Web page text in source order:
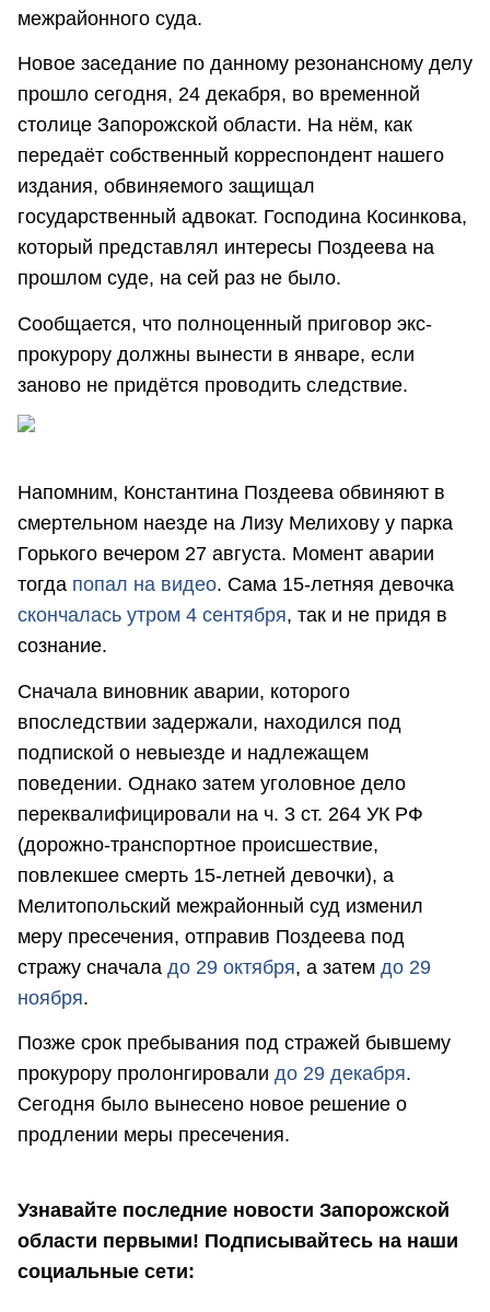
межрайонного суда.
Новое заседание по данному резонансному делу
прошло сегодня, 24 декабря, во временной
столице Запорожской области. На нём, как
передаёт собственный корреспондент нашего
издания, обвиняемого защищал
государственный адвокат. Господина Косинкова,
который представлял интересы Поздеева на
прошлом суде, на сей раз не было.
Сообщается, что полноценный приговор экс-
прокурору должны вынести в январе, если
заново не придётся проводить следствие.
Напомним, Константина Поздеева обвиняют в
смертельном наезде на Лизу Мелихову у парка
Горького вечером 27 августа. Момент аварии
тогда попал на видео. Сама 15-летняя девочка
скончалась утром 4 сентября, так и не придя в
сознание.
Сначала виновник аварии, которого
впоследствии задержали, находился под
подпиской о невыезде и надлежащем
поведении. Однако затем уголовное дело
переквалифицировали на ч. 3 ст. 264 УК РФ
(дорожно-транспортное происшествие,
повлекшее смерть 15-летней девочки), а
Мелитопольский межрайонный суд изменил
меру пресечения, отправив Поздеева под
стражу сначала до 29 октября, а затем до 29
ноября.
Позже срок пребывания под стражей бывшему
прокурору пролонгировали до 29 декабря.
Сегодня было вынесено новое решение о
продлении меры пресечения.
Узнавайте последние новости Запорожской
области первыми! Подписывайтесь на наши
социальные сети: